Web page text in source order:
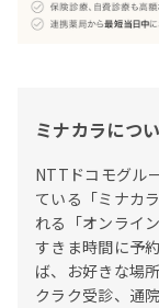
ミナカラにつ
NTTドコモグル
ている「ミナカ
れる「オンライ
すきま時間に予
ば、お好きな場
クラク受診、通